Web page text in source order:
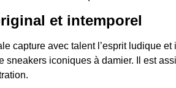
et intemporel
capture avec talent l’esprit ludique
sneakers iconiques à damier. Il est